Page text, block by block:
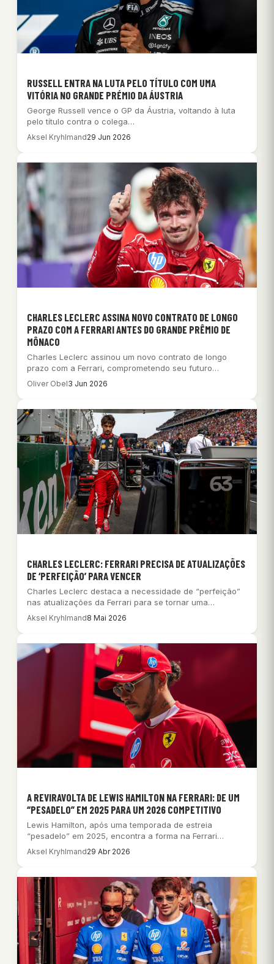
RUSSELL ENTRA NA LUTA PELO TÍTULO COM UMA
VITÓRIA NO GRANDE PRÉMIO DA ÁUSTRIA
George Russell vence o GP da Áustria, voltando à luta
pelo título contra o colega…
Aksel Kryhlmand29 Jun 2026
CHARLES LECLERC ASSINA NOVO CONTRATO DE LONGO
PRAZO COM A FERRARI ANTES DO GRANDE PRÊMIO DE
MÔNACO
Charles Leclerc assinou um novo contrato de longo
prazo com a Ferrari, comprometendo seu futuro…
Oliver Obel3 Jun 2026
CHARLES LECLERC: FERRARI PRECISA DE ATUALIZAÇÕES
DE ‘PERFEIÇÃO’ PARA VENCER
Charles Leclerc destaca a necessidade de “perfeição”
nas atualizações da Ferrari para se tornar uma…
Aksel Kryhlmand8 Mai 2026
A REVIRAVOLTA DE LEWIS HAMILTON NA FERRARI: DE UM
“PESADELO” EM 2025 PARA UM 2026 COMPETITIVO
Lewis Hamilton, após uma temporada de estreia
“pesadelo” em 2025, encontra a forma na Ferrari…
Aksel Kryhlmand29 Abr 2026